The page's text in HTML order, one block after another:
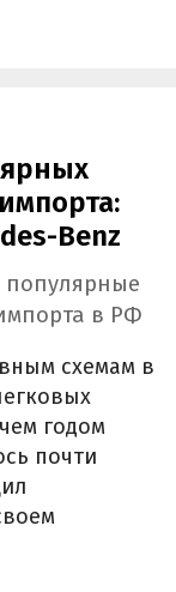
Benz
популярные
в РФ
схемам в
годом
почти